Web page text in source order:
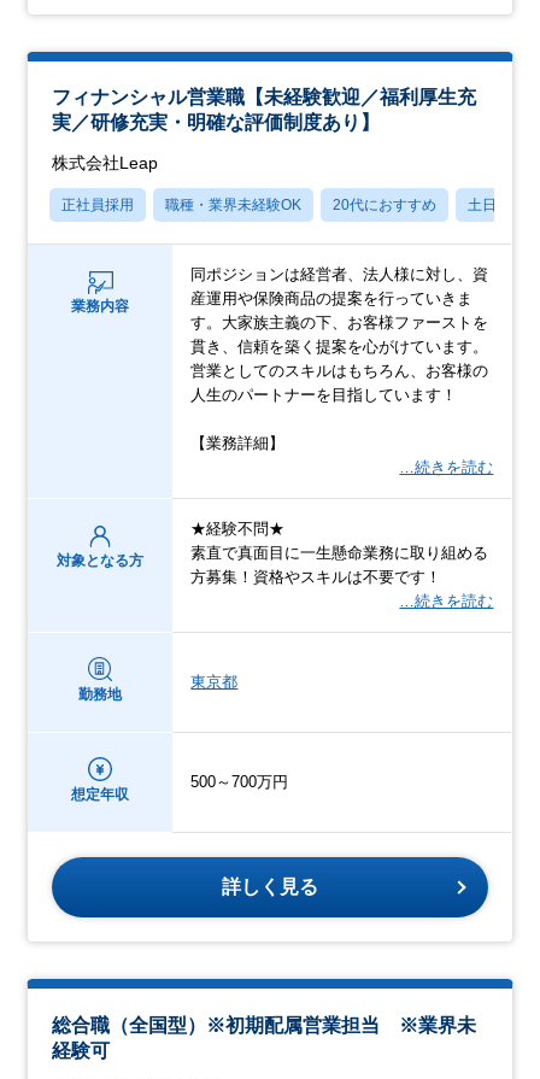
フィナンシャル営業職【未経験歓迎／福利厚生充
実／研修充実・明確な評価制度あり】
株式会社Leap
正社員採用 職種・業界未経験OK 20代におすすめ 土日祝休み
業務内容
同ポジションは経営者、法人様に対し、資
産運用や保険商品の提案を行っていきま
す。大家族主義の下、お客様ファーストを
貫き、信頼を築く提案を心がけています。
営業としてのスキルはもちろん、お客様の
人生のパートナーを目指しています！
【業務詳細】
…続きを読む
対象となる方
★経験不問★
素直で真面目に一生懸命業務に取り組める
方募集！資格やスキルは不要です！
…続きを読む
勤務地
東京都
想定年収
500～700万円
詳しく見る
総合職（全国型）※初期配属営業担当 ※業界未
経験可